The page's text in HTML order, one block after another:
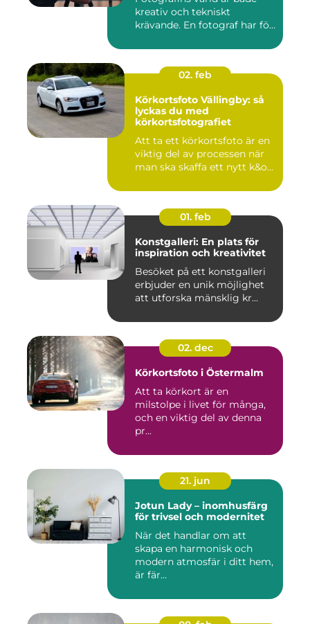
kreativ och tekniskt
krävande. En fotograf har fö...
02. feb
Körkortsfoto Vällingby: så
lyckas du med
körkortsfotografiet
Att ta ett körkortsfoto är en
viktig del av processen när
man ska skaffa ett nytt k&o...
01. feb
Konstgalleri: En plats för
inspiration och kreativitet
Besöket på ett konstgalleri
erbjuder en unik möjlighet
att utforska mänsklig kr...
02. dec
Körkortsfoto i Östermalm
Att ta körkort är en
milstolpe i livet för många,
och en viktig del av denna
pr...
21. jun
Jotun Lady – inomhusfärg
för trivsel och modernitet
När det handlar om att
skapa en harmonisk och
modern atmosfär i ditt hem,
är fär...